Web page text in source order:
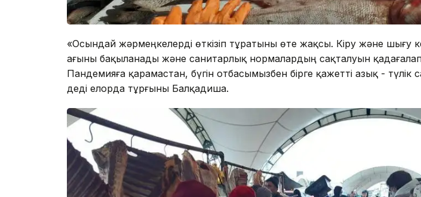
«Осындай жәрмеңкелерді өткізіп тұратыны өте жақсы. Кіру және шығу
ағыны бақыланады және санитарлық нормалардың сақталуын
Пандемияға қарамастан, бүгін отбасымызбен бірге қажетті азық - түлік
деді елорда тұрғыны Балқадиша.